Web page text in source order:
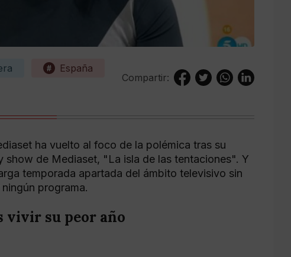
España
Compartir:
ha vuelto al foco de la polémica tras su
show de Mediaset, "La isla de las tentaciones". Y
temporada apartada del ámbito televisivo sin
programa.
vivir su peor año